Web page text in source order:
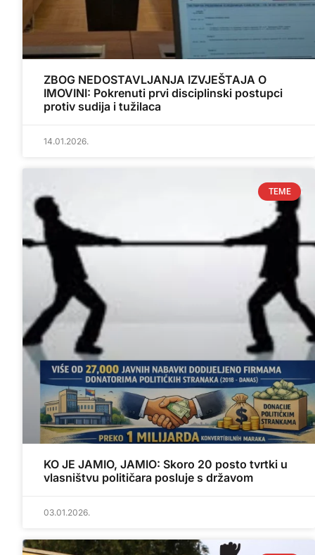
ZBOG NEDOSTAVLJANJA IZVJEŠTAJA O
IMOVINI: Pokrenuti prvi disciplinski postupci
protiv sudija i tužilaca
14.01.2026.
TEME
KO JE JAMIO, JAMIO: Skoro 20 posto tvrtki u
vlasništvu političara posluje s državom
03.01.2026.